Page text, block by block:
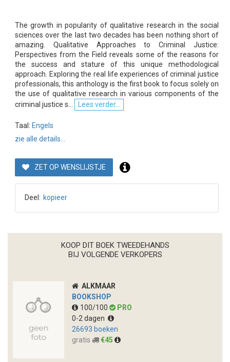
The growth in popularity of qualitative research in the social
sciences over the last two decades has been nothing short of
amazing. Qualitative Approaches to Criminal Justice:
Perspectives from the Field reveals some of the reasons for
the success and stature of this unique methodological
approach. Exploring the real life experiences of criminal justice
professionals, this anthology is the first book to focus solely on
the use of qualitative research in various components of the
criminal justice s...
Lees verder...
Taal: Engels
zie alle details...
ZET OP WENSLIJSTJE
Deel: kopieer
KOOP DIT BOEK TWEEDEHANDS
BIJ VOLGENDE VERKOPERS
ALKMAAR
BOOKSHOP
100/100
PRO
0-2 dagen
26693 boeken
gratis
€45